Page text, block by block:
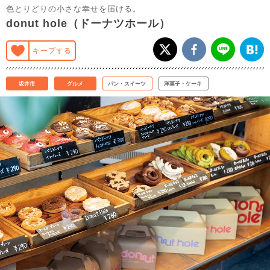
色とりどりの小さな幸せを届ける。
donut hole（ドーナツホール）
キープする
坂井市 グルメ パン・スイーツ 洋菓子・ケーキ